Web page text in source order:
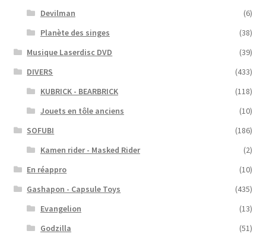
Devilman
(6)
Planète des singes
(38)
Musique Laserdisc DVD
(39)
DIVERS
(433)
KUBRICK - BEARBRICK
(118)
Jouets en tôle anciens
(10)
SOFUBI
(186)
Kamen rider - Masked Rider
(2)
En réappro
(10)
Gashapon - Capsule Toys
(435)
Evangelion
(13)
Godzilla
(51)